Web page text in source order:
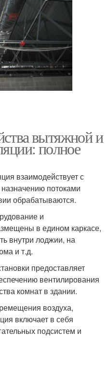
вытяжной и
полное
взаимодействует с
потоками
обрабатываются.
и
в едином каркасе,
внутри лоджии, на
и т.д.
предоставляет
вентилирования
комнат в здании.
воздуха,
включает в себя
подсистем и